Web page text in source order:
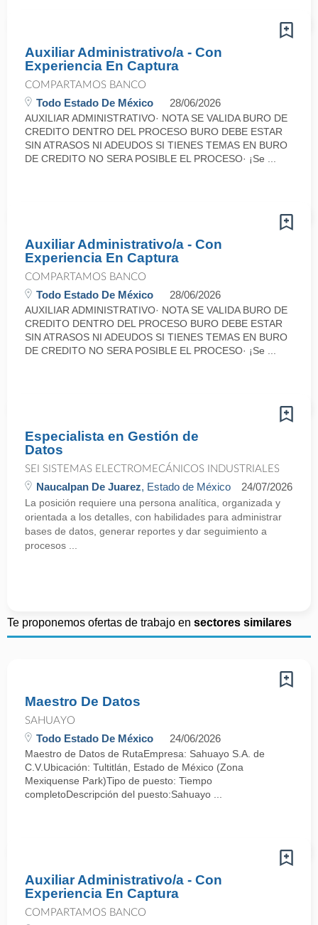
Auxiliar Administrativo/a - Con
Experiencia En Captura
COMPARTAMOS BANCO
Todo Estado De México 28/06/2026
AUXILIAR ADMINISTRATIVO· NOTA SE VALIDA BURO DE
CREDITO DENTRO DEL PROCESO BURO DEBE ESTAR
SIN ATRASOS NI ADEUDOS SI TIENES TEMAS EN BURO
DE CREDITO NO SERA POSIBLE EL PROCESO· ¡Se ...
Auxiliar Administrativo/a - Con
Experiencia En Captura
COMPARTAMOS BANCO
Todo Estado De México 28/06/2026
AUXILIAR ADMINISTRATIVO· NOTA SE VALIDA BURO DE
CREDITO DENTRO DEL PROCESO BURO DEBE ESTAR
SIN ATRASOS NI ADEUDOS SI TIENES TEMAS EN BURO
DE CREDITO NO SERA POSIBLE EL PROCESO· ¡Se ...
Especialista en Gestión de
Datos
SEI SISTEMAS ELECTROMECÁNICOS INDUSTRIALES
Naucalpan De Juarez, Estado de México 24/07/2026
La posición requiere una persona analítica, organizada y
orientada a los detalles, con habilidades para administrar
bases de datos, generar reportes y dar seguimiento a
procesos ...
Te proponemos ofertas de trabajo en sectores similares
Maestro De Datos
SAHUAYO
Todo Estado De México 24/06/2026
Maestro de Datos de RutaEmpresa: Sahuayo S.A. de
C.V.Ubicación: Tultitlán, Estado de México (Zona
Mexiquense Park)Tipo de puesto: Tiempo
completoDescripción del puesto:Sahuayo ...
Auxiliar Administrativo/a - Con
Experiencia En Captura
COMPARTAMOS BANCO